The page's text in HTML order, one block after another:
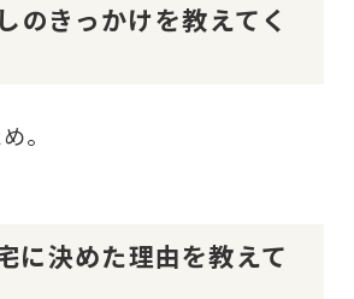
のきっかけを教えてく
。
に決めた理由を教えて